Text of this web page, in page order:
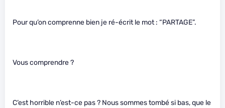
Pour qu’on comprenne bien je ré-écrit le mot : “PARTAGE”.
Vous comprendre ?
C’est horrible n’est-ce pas ? Nous sommes tombé si bas, que le